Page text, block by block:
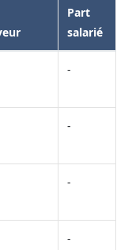
Part
salarié
-
-
-
-